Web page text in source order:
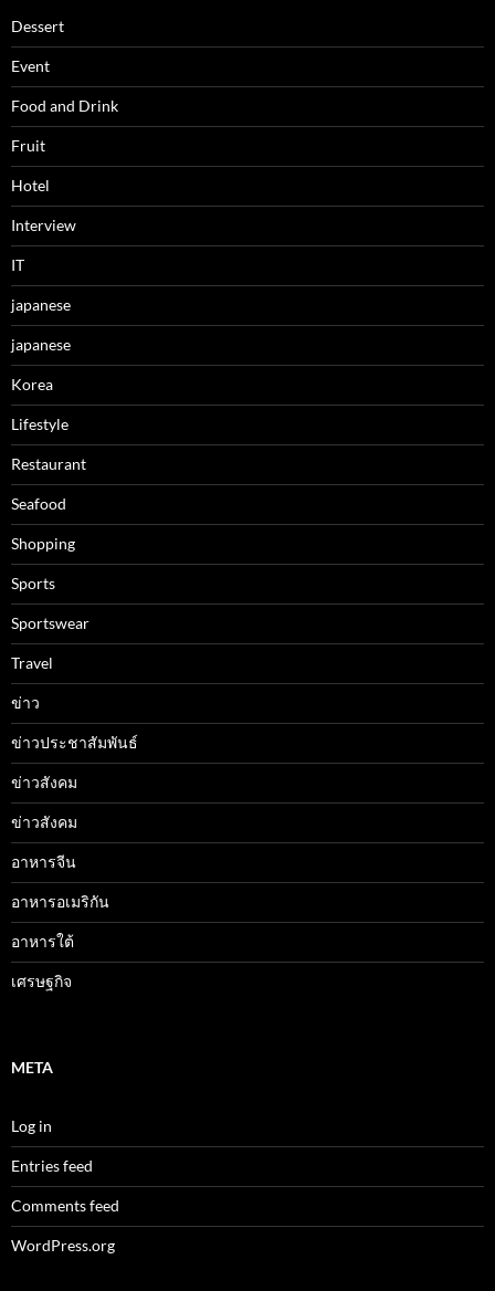
Dessert
Event
Food and Drink
Fruit
Hotel
Interview
IT
japanese
japanese
Korea
Lifestyle
Restaurant
Seafood
Shopping
Sports
Sportswear
Travel
ข่าว
ข่าวประชาสัมพันธ์
ข่าวสังคม
ข่าวสังคม
อาหารจีน
อาหารอเมริกัน
อาหารใต้
เศรษฐกิจ
META
Log in
Entries feed
Comments feed
WordPress.org